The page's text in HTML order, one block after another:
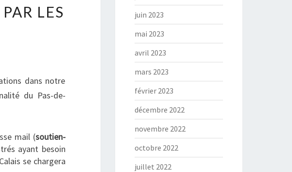
LES
dans notre
du Pas-de-
mail (soutien-
ayant besoin
se chargera
juin 2023
mai 2023
avril 2023
mars 2023
février 2023
décembre 2022
novembre 2022
octobre 2022
juillet 2022